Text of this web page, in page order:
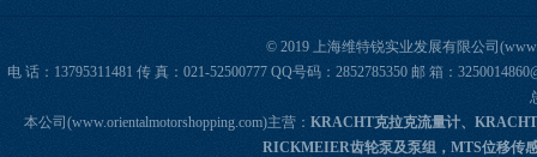
© 2019 上海维特锐实业发展有限公司
电 话：13795311481 传 真：021-52500777 QQ号码：2852785350 邮 箱：
本公司(www.orientalmotorshopping.com)主营： KRACHT克拉克流量计、
RICKMEIER齿轮泵及泵组，MTS位移传